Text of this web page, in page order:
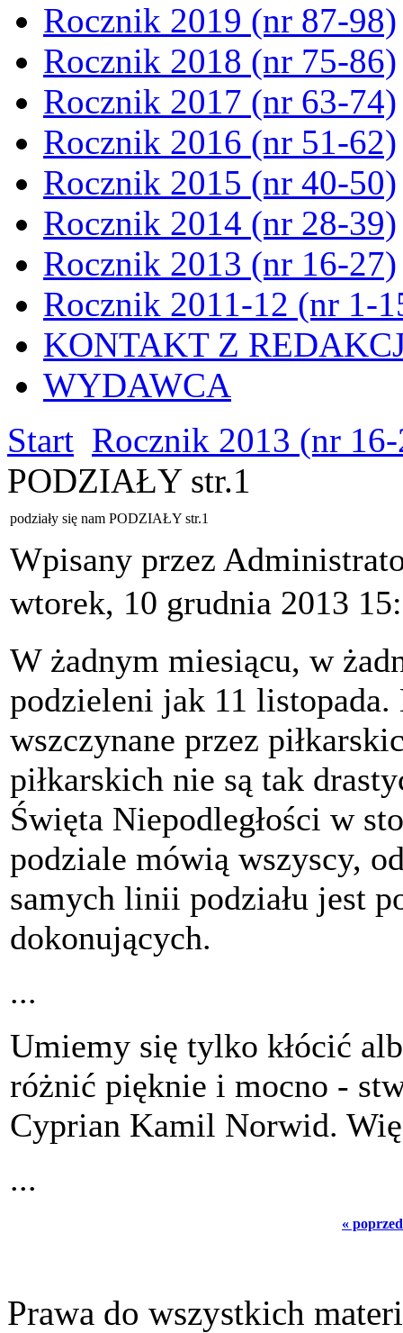
Rocznik 2019 (nr 87-98)
Rocznik 2018 (nr 75-86)
Rocznik 2017 (nr 63-74)
Rocznik 2016 (nr 51-62)
Rocznik 2015 (nr 40-50)
Rocznik 2014 (nr 28-39)
Rocznik 2013 (nr 16-27)
Rocznik 2011-12 (nr 1-
KONTAKT Z
WYDAWCA
Start Rocznik 2013 (nr
PODZIAŁY str.1
podziały się nam PODZIAŁY str.1
Wpisany przez
wtorek, 10 grudnia 2013
W żadnym miesiącu, w
podzieleni jak 11
wszczynane przez
piłkarskich nie są tak
Święta Niepodległości w
podziale mówią wszyscy,
samych linii podziału jest
dokonujących.
...
Umiemy się tylko kłócić
różnić pięknie i mocno -
Cyprian Kamil Norwid.
...
«
Prawa do wszystkich